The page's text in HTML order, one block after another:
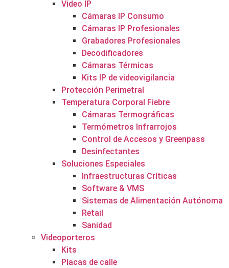
Video IP
Cámaras IP Consumo
Cámaras IP Profesionales
Grabadores Profesionales
Decodificadores
Cámaras Térmicas
Kits IP de videovigilancia
Protección Perimetral
Temperatura Corporal Fiebre
Cámaras Termográficas
Termómetros Infrarrojos
Control de Accesos y Greenpass
Desinfectantes
Soluciones Especiales
Infraestructuras Críticas
Software & VMS
Sistemas de Alimentación Autónoma
Retail
Sanidad
Videoporteros
Kits
Placas de calle